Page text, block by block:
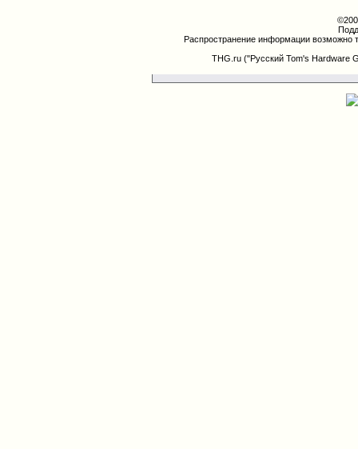
Распространение информации возможно
THG.ru ("Русский Tom's Hardware